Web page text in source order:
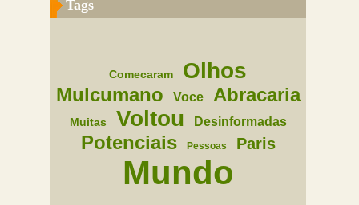
Tags
Comecaram Olhos
Mulcumano Voce Abracaria
Muitas Voltou Desinformadas
Potenciais Pessoas Paris
Mundo